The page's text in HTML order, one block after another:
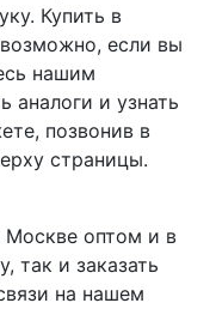
Купить в
если вы
нашим
аналоги и узнать
позвонив в
страницы.
Москве оптом и в
так и заказать
на нашем